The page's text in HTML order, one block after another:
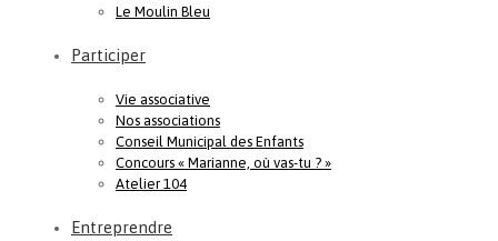
Le Moulin Bleu
Participer
Vie associative
Nos associations
Conseil Municipal des Enfants
Concours « Marianne, où vas-tu ? »
Atelier 104
Entreprendre